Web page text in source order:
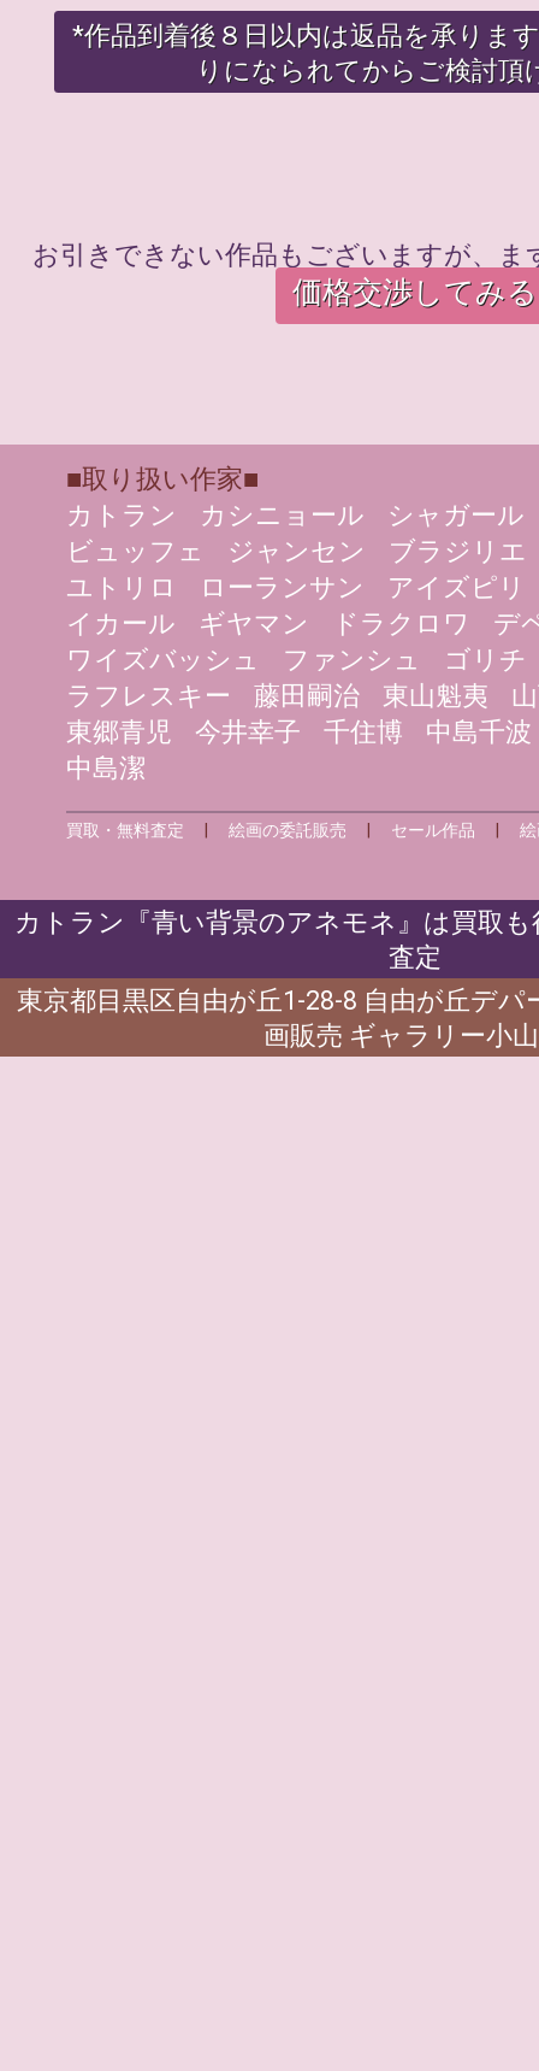
*作品到着後８日以内は返品を承りま
りになられてからご検討頂
お引きできない作品もございますが、
価格交渉してみる
■取り扱い作家■
カトラン
カシニョール
シャガール
ビュッフェ
ジャンセン
ブラジリエ
ユトリロ
ローランサン
アイズピリ
イカール
ギヤマン ドラクロワ
デ
ワイズバッシュ
ファンシュ
ゴリチ
ラフレスキー
藤田嗣治 東山魁夷
東郷青児
今井幸子 千住博
中島千波
中島潔
買取・無料査定 |絵画の委託販売 セール作品 |
カトラン『青い背景のアネモネ』は買取
査定
東京都目黒区自由が丘1-28-8 自由が丘デ
画販売 ギャラリー小